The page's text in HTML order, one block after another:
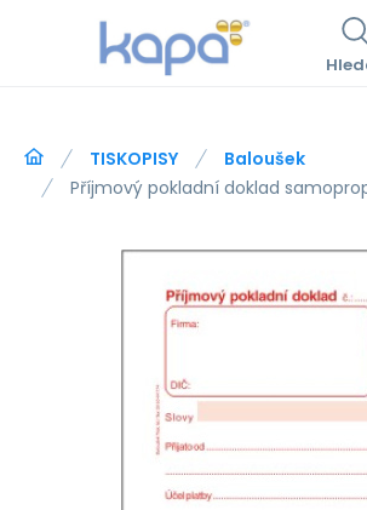
TISKOPISY
Baloušek
Příjmový pokladní doklad